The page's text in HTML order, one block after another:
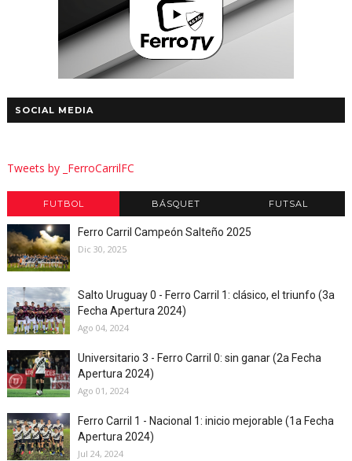
SOCIAL MEDIA
Tweets by _FerroCarrilFC
FUTBOL BÁSQUET FUTSAL
Ferro Carril Campeón Salteño 2025
Dic 30, 2025
Salto Uruguay 0 - Ferro Carril 1: clásico, el triunfo (3a
Fecha Apertura 2024)
Ago 04, 2024
Universitario 3 - Ferro Carril 0: sin ganar (2a Fecha
Apertura 2024)
Ago 01, 2024
Ferro Carril 1 - Nacional 1: inicio mejorable (1a Fecha
Apertura 2024)
Jul 24, 2024